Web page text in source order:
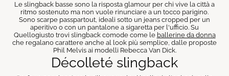
Le slingback basse sono la risposta glamour per chi vive la città a
ritmo sostenuto ma non vuole rinunciare a un tocco parigino.
Sono scarpe passpartout, ideali sotto un jeans cropped per un
aperitivo o con un pantalone a sigaretta per l'ufficio. Su
Quellogiusto trovi slingback comode come le ballerine da donna
che regalano carattere anche al look più semplice, dalle proposte
Phil Melvis ai modelli Rebecca Van Dick.
Décolleté slingback